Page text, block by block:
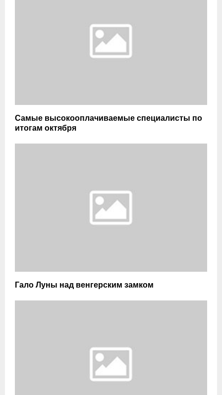
Самые высокооплачиваемые специалисты по
итогам октября
Гало Луны над венгерским замком